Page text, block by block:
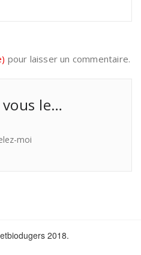
pour laisser un commentaire.
vous le…
moi
2018.